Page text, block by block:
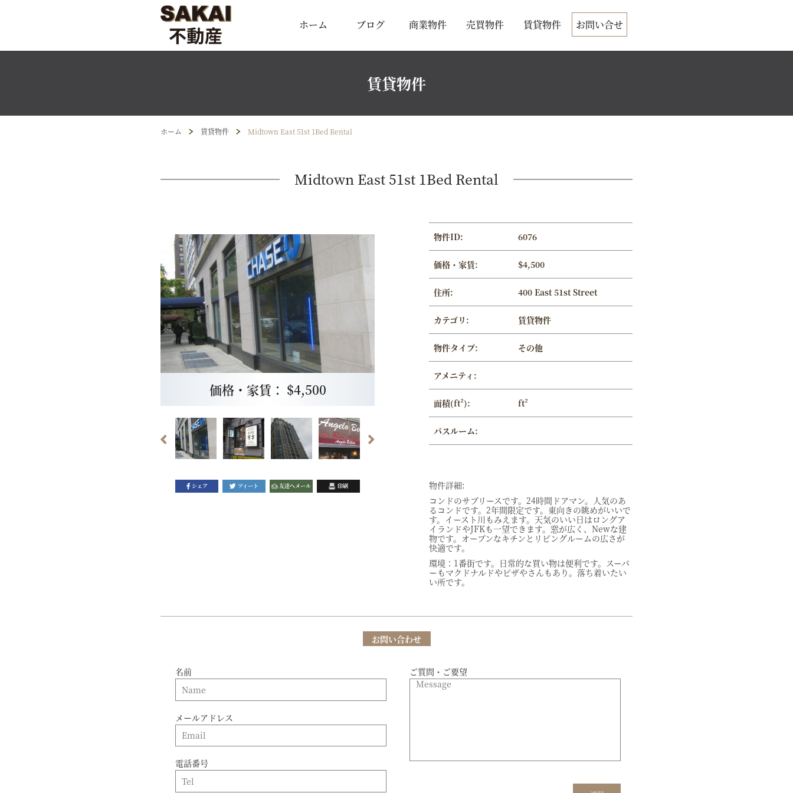
ホーム ブログ 商業物件 売買物件 賃貸物件 お問い合せ
賃貸物件
ホーム 賃貸物件 Midtown East 51st 1Bed Rental
Midtown East 51st 1Bed Rental
価格・家賃： $4,500
シェア ツィート 友達へメール 印刷
物件ID: 6076
価格・家賃: $4,500
住所: 400 East 51st Street
カテゴリ: 賃貸物件
物件タイプ: その他
アメニティ:
面積(ft²): ft²
バスルーム:
物件詳細:
コンドのサブリースです。24時間ドアマン。人気のあ
るコンドです。2年間限定です。東向きの眺めがいいで
す。イースト川もみえます。天気のいい日はロングア
イランドやJFKも一望できます。窓が広く、Newな建
物です。オープンなキチンとリビングルームの広さが
快適です。
環境：1番街です。日常的な買い物は便利です。スーパ
ーもマクドナルドやピザやさんもあり。落ち着いたい
い所です。
お問い合わせ
名前
メールアドレス
電話番号
ご質問・ご要望